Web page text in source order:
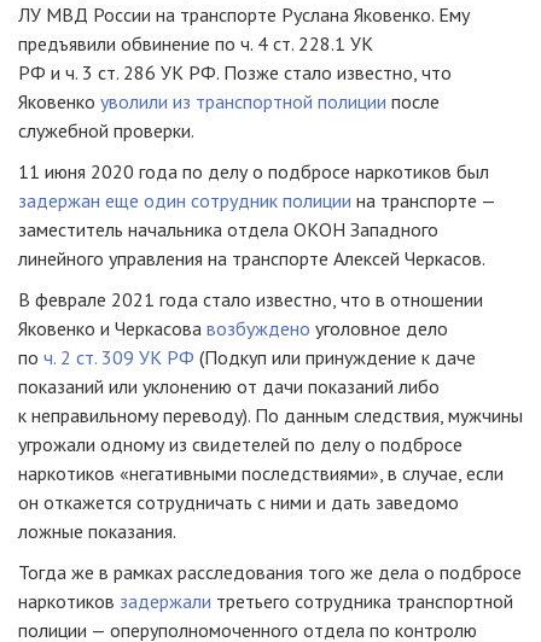
ЛУ МВД России на транспорте Руслана Яковенко. Ему
предъявили обвинение по ч. 4 ст. 228.1 УК
РФ и ч. 3 ст. 286 УК РФ. Позже стало известно, что
Яковенко уволили из транспортной полиции после
служебной проверки.
11 июня 2020 года по делу о подбросе наркотиков был
задержан еще один сотрудник полиции на транспорте —
заместитель начальника отдела ОКОН Западного
линейного управления на транспорте Алексей Черкасов.
В феврале 2021 года стало известно, что в отношении
Яковенко и Черкасова возбуждено уголовное дело
по ч. 2 ст. 309 УК РФ (Подкуп или принуждение к даче
показаний или уклонению от дачи показаний либо
к неправильному переводу). По данным следствия, мужчины
угрожали одному из свидетелей по делу о подбросе
наркотиков «негативными последствиями», в случае, если
он откажется сотрудничать с ними и дать заведомо
ложные показания.
Тогда же в рамках расследования того же дела о подбросе
наркотиков задержали третьего сотрудника транспортной
полиции — оперуполномоченного отдела по контролю